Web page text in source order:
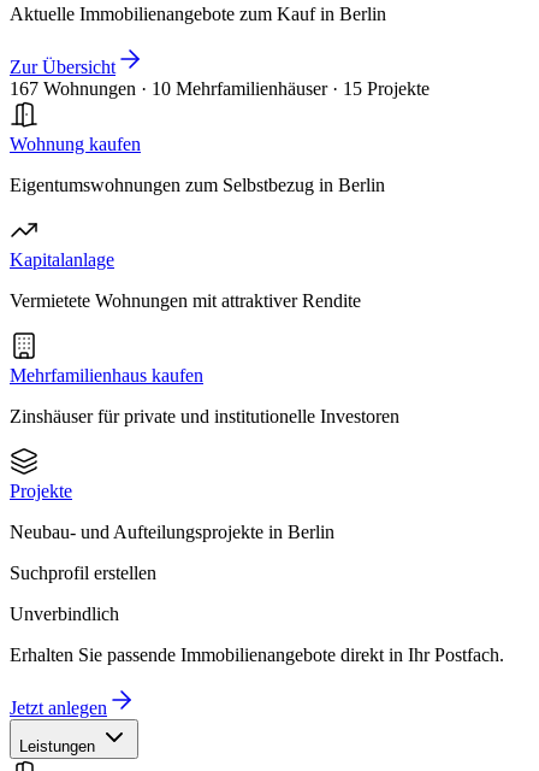
Aktuelle Immobilienangebote zum Kauf in Berlin
Zur Übersicht
167 Wohnungen · 10 Mehrfamilienhäuser · 15 Projekte
Wohnung kaufen
Eigentumswohnungen zum Selbstbezug in Berlin
Kapitalanlage
Vermietete Wohnungen mit attraktiver Rendite
Mehrfamilienhaus kaufen
Zinshäuser für private und institutionelle Investoren
Projekte
Neubau- und Aufteilungsprojekte in Berlin
Suchprofil erstellen
Unverbindlich
Erhalten Sie passende Immobilienangebote direkt in Ihr Postfach.
Jetzt anlegen
Leistungen